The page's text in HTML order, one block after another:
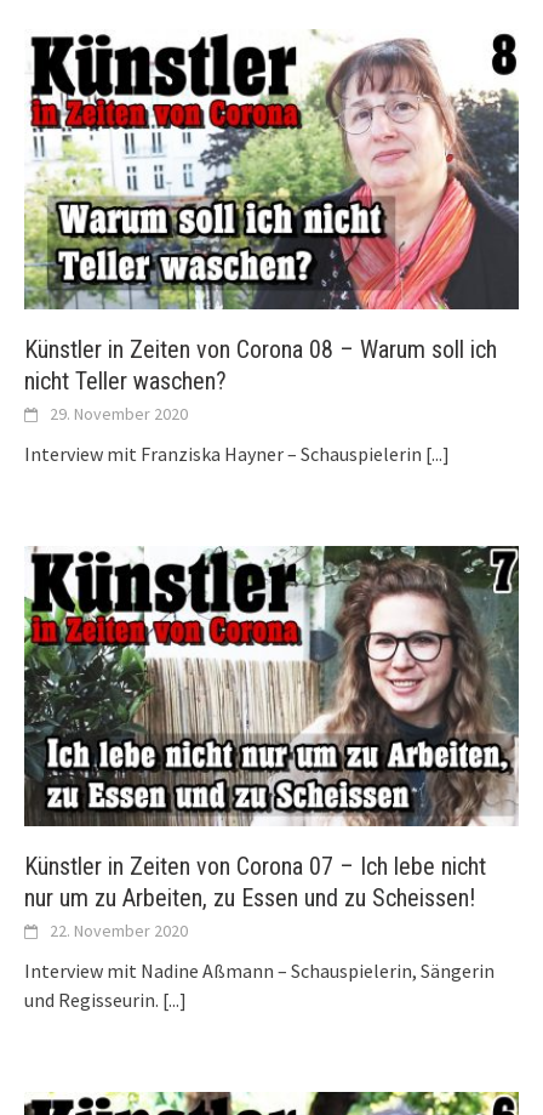
Künstler in Zeiten von Corona 08 – Warum soll ich
nicht Teller waschen?
29. November 2020
Interview mit Franziska Hayner – Schauspielerin [...]
Künstler in Zeiten von Corona 07 – Ich lebe nicht
nur um zu Arbeiten, zu Essen und zu Scheissen!
22. November 2020
Interview mit Nadine Aßmann – Schauspielerin, Sängerin
und Regisseurin. [...]